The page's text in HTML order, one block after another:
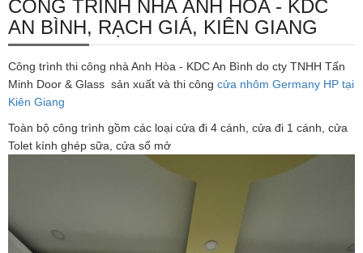
CÔNG TRÌNH NHÀ ANH HÒA - KDC
AN BÌNH, RẠCH GIÁ, KIÊN GIANG
Công trình thi công nhà Anh Hòa - KDC An Bình do cty TNHH Tấn
Minh Door & Glass sản xuất và thi công cửa nhôm Germany HP tại
Kiên Giang
Toàn bộ công trình gồm các loại cửa đi 4 cánh, cửa đi 1 cánh, cửa
Tolet kính ghép sữa, cửa sổ mở